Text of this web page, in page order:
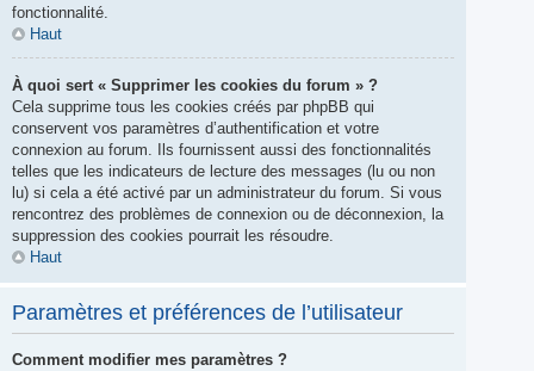
fonctionnalité.
Haut
À quoi sert « Supprimer les cookies du forum » ?
Cela supprime tous les cookies créés par phpBB qui
conservent vos paramètres d’authentification et votre
connexion au forum. Ils fournissent aussi des fonctionnalités
telles que les indicateurs de lecture des messages (lu ou non
lu) si cela a été activé par un administrateur du forum. Si vous
rencontrez des problèmes de connexion ou de déconnexion, la
suppression des cookies pourrait les résoudre.
Haut
Paramètres et préférences de l’utilisateur
Comment modifier mes paramètres ?